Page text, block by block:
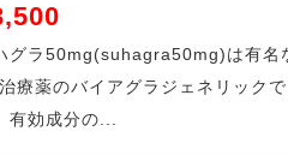
グラ50mg(suhagra50mg)は有名
療薬のバイアグラジェネリックで
有効成分の...